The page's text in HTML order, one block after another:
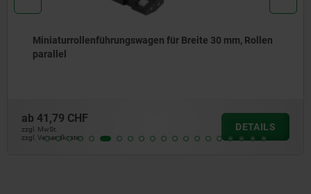
Miniaturrollenführungswagen für Breite 30 mm, Rollen
parallel
ab 41,79 CHF
zzgl. MwSt.
zzgl. Versandkosten
DETAILS